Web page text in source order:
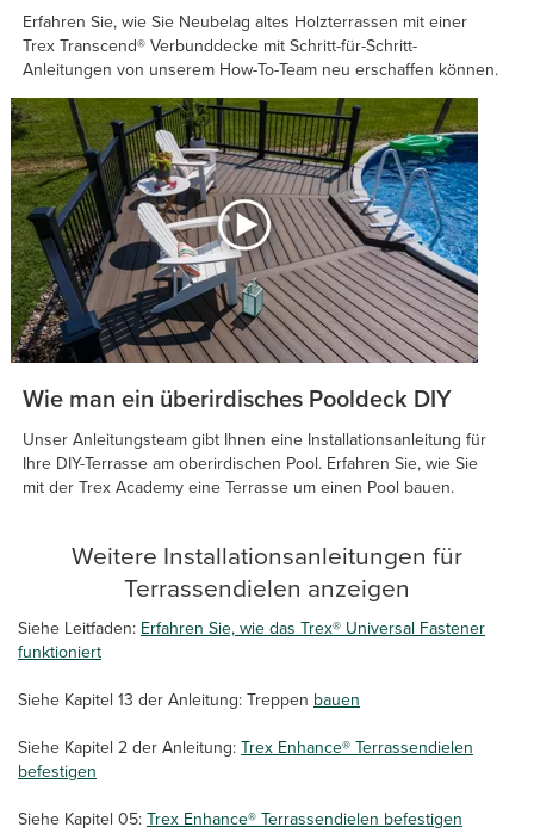
Erfahren Sie, wie Sie Neubelag altes Holzterrassen mit einer
Trex Transcend® Verbunddecke mit Schritt-für-Schritt-
Anleitungen von unserem How-To-Team neu erschaffen können.
Wie man ein überirdisches Pooldeck DIY
Unser Anleitungsteam gibt Ihnen eine Installationsanleitung für
Ihre DIY-Terrasse am oberirdischen Pool. Erfahren Sie, wie Sie
mit der Trex Academy eine Terrasse um einen Pool bauen.
Weitere Installationsanleitungen für
Terrassendielen anzeigen
Siehe Leitfaden: Erfahren Sie, wie das Trex® Universal Fastener
funktioniert
Siehe Kapitel 13 der Anleitung: Treppen bauen
Siehe Kapitel 2 der Anleitung: Trex Enhance® Terrassendielen
befestigen
Siehe Kapitel 05: Trex Enhance® Terrassendielen befestigen